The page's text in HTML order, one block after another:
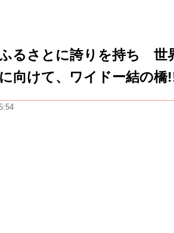
るさとに誇りを持ち
向けて、ワイドー結の橋